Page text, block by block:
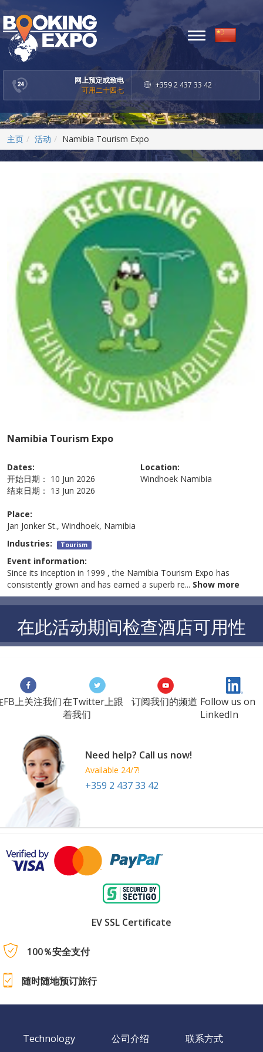
网上预定或致电
可用二十四七
+359 2 437 33 42
Toggle
navigation
主页 活动 Namibia Tourism Expo
Namibia Tourism Expo
Dates:
开始日期： 10 Jun 2026
结束日期： 13 Jun 2026
Location:
Windhoek Namibia
Place:
Jan Jonker St., Windhoek, Namibia
Industries: Tourism
Event information:
Since its inception in 1999 , the Namibia Tourism Expo has
consistently grown and has earned a superb re... Show more
在此活动期间检查酒店可用性
FB上关注我们在Twitter上跟
着我们
订阅我们的频道 Follow us on
LinkedIn
Need help? Call us now!
Available 24/7!
+359 2 437 33 42
EV SSL Certificate
100％安全支付
随时随地预订旅行
Technology 公司介绍 联系方式